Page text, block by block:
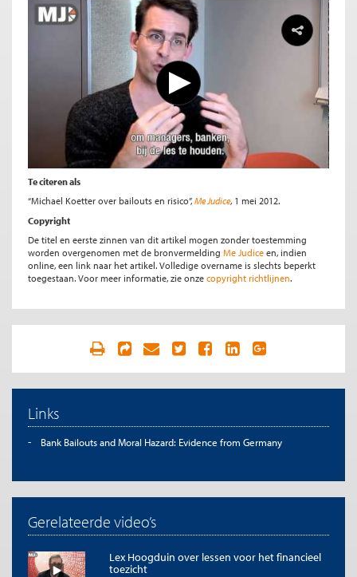
Te citeren als
“Michael Koetter over bailouts en risico”, Me Judice, 1 mei 2012.
Copyright
De titel en eerste zinnen van dit artikel mogen zonder toestemming
worden overgenomen met de bronvermelding Me Judice en, indien
online, een link naar het artikel. Volledige overname is slechts beperkt
toegestaan. Voor meer informatie, zie onze copyright richtlijnen.
Links
Bank Bailouts and Moral Hazard: Evidence from Germany
Gerelateerde video’s
Lex Hoogduin over lessen voor het financieel
toezicht